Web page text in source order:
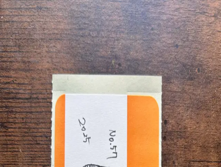
Nadeshiko09
@nadeshiko09
Hello my name stickers
近日ネットショップで販売。
投稿 1/10
投稿 1/10
2025年12月29日